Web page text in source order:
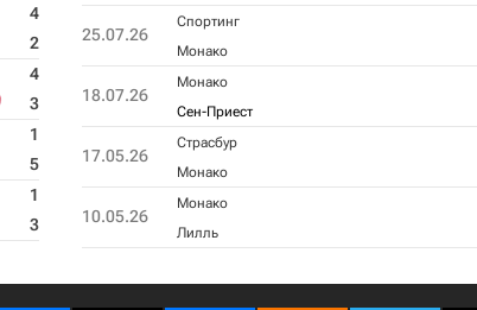
4
2
4
3
1
5
1
3
25.07.26
Спортинг
Монако
18.07.26
Монако
Сен-Приест
17.05.26
Страсбур
Монако
10.05.26
Монако
Лилль